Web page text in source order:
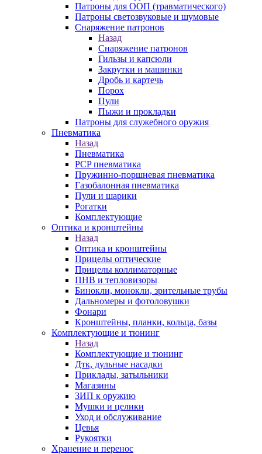
Патроны для ООП (травматического)
Патроны светозвуковые и шумовые
Снаряжение патронов
Назад
Снаряжение патронов
Гильзы и капсюли
Закрутки и машинки
Дробь и картечь
Порох
Пули
Пыжи и прокладки
Патроны для служебного оружия
Пневматика
Назад
Пневматика
PCP пневматика
Пружинно-поршневая пневматика
Газобалонная пневматика
Пули и шарики
Рогатки
Комплектующие
Оптика и кронштейны
Назад
Оптика и кронштейны
Прицелы оптические
Прицелы коллиматорные
ПНВ и тепловизоры
Бинокли, монокли, зрительные трубы
Дальномеры и фотоловушки
Фонари
Кронштейны, планки, кольца, базы
Комплектующие и тюнинг
Назад
Комплектующие и тюнинг
Дтк, дульные насадки
Приклады, затыльники
Магазины
ЗИП к оружию
Мушки и целики
Уход и обслуживание
Цевья
Рукоятки
Хранение и перенос